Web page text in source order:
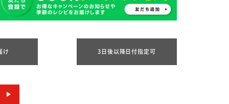
け 3日後以降日付指定可